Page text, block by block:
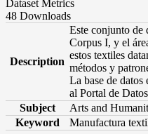
Dataset Metrics
48 Downloads
Description
Este conjunto de
Corpus I, y el
estos textiles
métodos y
La base de
al Portal de
Subject
Arts and
Keyword
Manufactura